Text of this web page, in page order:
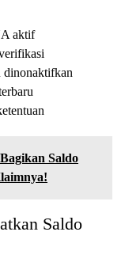
aktif
dinonaktifkan
Saldo
Saldo